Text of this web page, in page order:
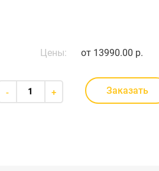
Цены: от 13990.00 р.
- + Заказать